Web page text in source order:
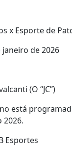
x Esporte de
de 2026
(O “JC”)
está
2026.
Esportes